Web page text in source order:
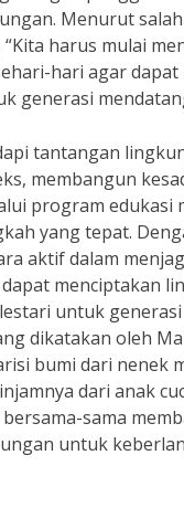
Menurut
harus mulai
hari agar dapat
generasi
tantangan
membangun
program edukasi
yang tepat.
aktif dalam
menciptakan
untuk
dikatakan oleh
bumi dari nenek
dari anak
sama
untuk